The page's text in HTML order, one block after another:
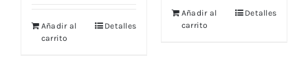
Añadir al
carrito
Detalles
Añadir al
carrito
Detalles